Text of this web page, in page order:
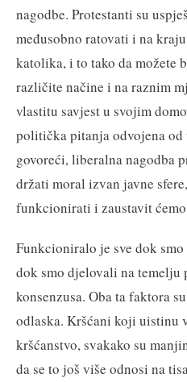
nagodbe. Protestanti su
međusobno ratovati i na
katolika, i to tako da možete
različite načine i na raznim
vlastitu savjest u svojim
politička pitanja odvojena od
govoreći, liberalna nagodba
držati moral izvan javne
funkcionirati i zaustavit ćemo
Funkcioniralo je sve dok
dok smo djelovali na temelju
konsenzusa. Oba ta faktora
odlaska. Kršćani koji uistinu
kršćanstvo, svakako su
da se to još više odnosi na